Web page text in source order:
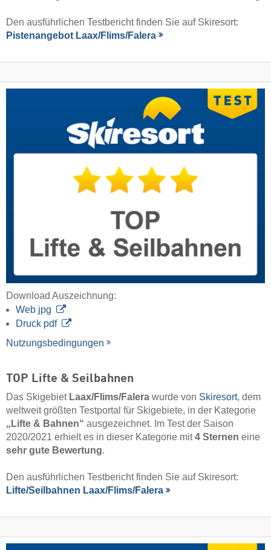
Den ausführlichen Testbericht finden Sie auf Skiresort:
Pistenangebot Laax/​Flims/​Falera
Download Auszeichnung:
Web jpg
Druck pdf
Nutzungsbedingungen
TOP Lifte & Seilbahnen
Das Skigebiet Laax/​Flims/​Falera wurde von Skiresort, dem
weltweit größten Testportal für Skigebiete, in der Kategorie
„Lifte & Bahnen“ ausgezeichnet. Im Test der Saison
2020/2021 erhielt es in dieser Kategorie mit4 Sternen eine
sehr gute Bewertung.
Den ausführlichen Testbericht finden Sie auf Skiresort:
Lifte/Seilbahnen Laax/​Flims/​Falera